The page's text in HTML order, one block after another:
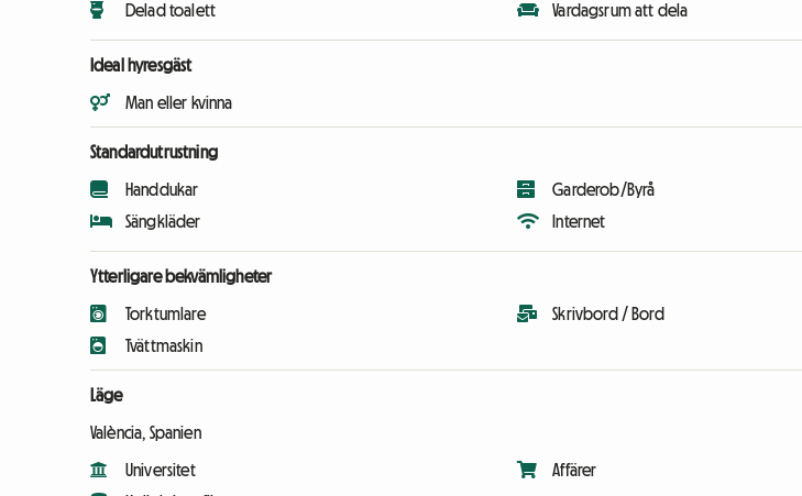
Delad toalett
Vardagsrum att dela
Ideal hyresgäst
Man eller kvinna
Standardutrustning
Handdukar
Sängkläder
Garderob/Byrå
Internet
Ytterligare bekvämligheter
Torktumlare
Tvättmaskin
Skrivbord / Bord
Läge
València, Spanien
Universitet
Affärer